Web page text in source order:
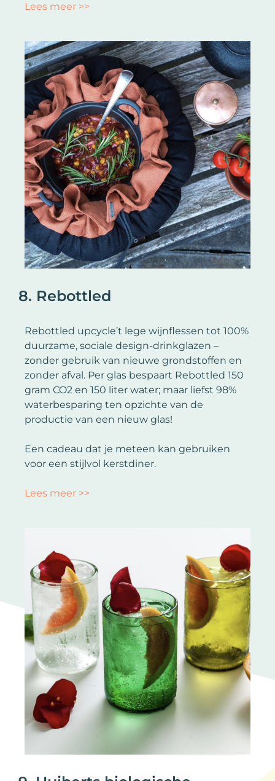
Lees meer >>
8. Rebottled
Rebottled upcycle’t lege wijnflessen tot 100%
duurzame, sociale design-drinkglazen –
zonder gebruik van nieuwe grondstoffen en
zonder afval. Per glas bespaart Rebottled 150
gram CO2 en 150 liter water; maar liefst 98%
waterbesparing ten opzichte van de
productie van een nieuw glas!
Een cadeau dat je meteen kan gebruiken
voor een stijlvol kerstdiner.
Lees meer >>